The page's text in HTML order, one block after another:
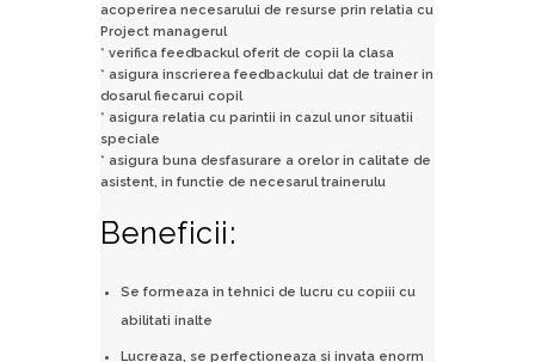
acoperirea necesarului de resurse prin relatia cu
Project managerul
* verifica feedbackul oferit de copii la clasa
* asigura inscrierea feedbackului dat de trainer in
dosarul fiecarui copil
* asigura relatia cu parintii in cazul unor situatii
speciale
* asigura buna desfasurare a orelor in calitate de
asistent, in functie de necesarul trainerulu
Beneficii:
Se formeaza in tehnici de lucru cu copiii cu
abilitati inalte
Lucreaza, se perfectioneaza si invata enorm